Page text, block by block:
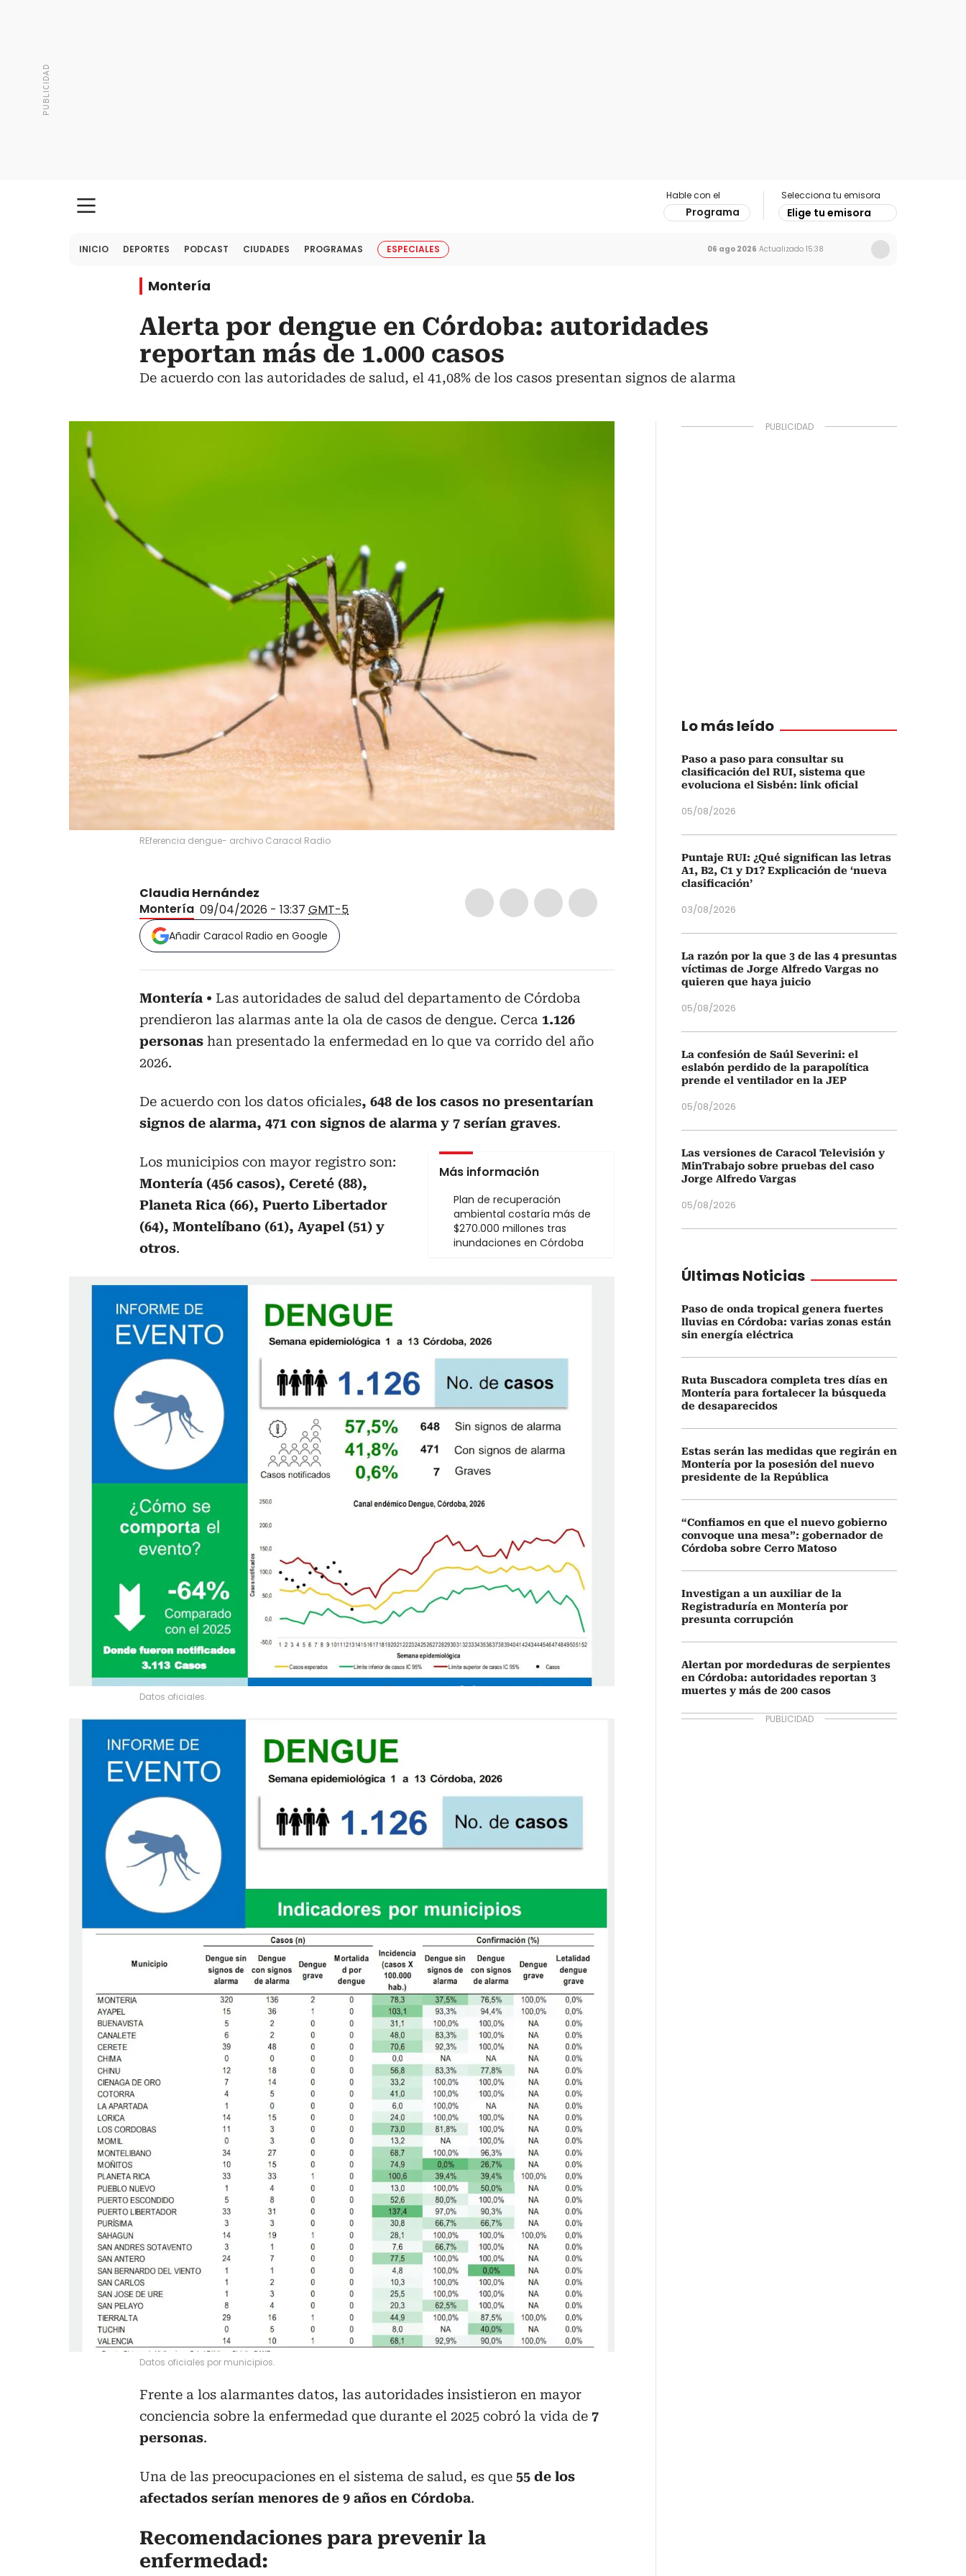
Hable con el
Programa
Selecciona tu emisora
Elige tu emisora
INICIO DEPORTES PODCAST CIUDADES PROGRAMAS ESPECIALES 06 ago 2026 Actualizado 15:38
Montería
Alerta por dengue en Córdoba: autoridades
reportan más de 1.000 casos
De acuerdo con las autoridades de salud, el 41,08% de los casos presentan signos de alarma
REferencia dengue- archivo Caracol Radio
Claudia Hernández
Montería 09/04/2026 - 13:37 GMT-5
Añadir Caracol Radio en Google
Montería
Las autoridades de salud del departamento de Córdoba
prendieron las alarmas ante la ola de casos de dengue. Cerca 1.126
personas han presentado la enfermedad en lo que va corrido del año
2026.
De acuerdo con los datos oficiales, 648 de los casos no presentarían
signos de alarma, 471 con signos de alarma y 7 serían graves.
Más información
Plan de recuperación
ambiental costaría más de
$270.000 millones tras
inundaciones en Córdoba
Los municipios con mayor registro son:
Montería (456 casos), Cereté (88),
Planeta Rica (66), Puerto Libertador
(64), Montelíbano (61), Ayapel (51) y
otros.
Datos oficiales.
Datos oficiales por municipios.
Frente a los alarmantes datos, las autoridades insistieron en mayor
conciencia sobre la enfermedad que durante el 2025 cobró la vida de 7
personas.
Una de las preocupaciones en el sistema de salud, es que 55 de los
afectados serían menores de 9 años en Córdoba.
Recomendaciones para prevenir la
enfermedad:
Lo más leído
Paso a paso para consultar su
clasificación del RUI, sistema que
evoluciona el Sisbén: link oficial
05/08/2026
Puntaje RUI: ¿Qué significan las letras
A1, B2, C1 y D1? Explicación de ‘nueva
clasificación’
03/08/2026
La razón por la que 3 de las 4 presuntas
víctimas de Jorge Alfredo Vargas no
quieren que haya juicio
05/08/2026
La confesión de Saúl Severini: el
eslabón perdido de la parapolítica
prende el ventilador en la JEP
05/08/2026
Las versiones de Caracol Televisión y
MinTrabajo sobre pruebas del caso
Jorge Alfredo Vargas
05/08/2026
Últimas Noticias
Paso de onda tropical genera fuertes
lluvias en Córdoba: varias zonas están
sin energía eléctrica
Ruta Buscadora completa tres días en
Montería para fortalecer la búsqueda
de desaparecidos
Estas serán las medidas que regirán en
Montería por la posesión del nuevo
presidente de la República
“Confiamos en que el nuevo gobierno
convoque una mesa”: gobernador de
Córdoba sobre Cerro Matoso
Investigan a un auxiliar de la
Registraduría en Montería por
presunta corrupción
Alertan por mordeduras de serpientes
en Córdoba: autoridades reportan 3
muertes y más de 200 casos